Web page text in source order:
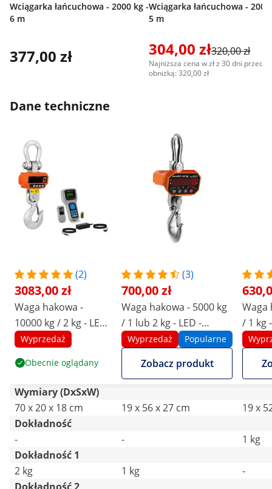
Wciągarka łańcuchowa - 2000 kg -
6 m
377,00 zł
Wciągarka łańcuchowa -
5 m
304,00 zł320,00 zł
Najniższa cena w zł z 30 dni przed
obniżką: 320,00 zł
Dane techniczne
(2)
3083,00 zł
Waga hakowa -
10000 kg / 2 kg - LED
- cyfrowa - pilot z
Wyprzedaż
Obecnie oglądany
(3)
700,00 zł
Waga hakowa - 5000 kg
/ 1 lub 2 kg - LED -
cyfrowa - pilot 10 m
Wyprzedaż Popularne
Zobacz produkt
Waga
/ 1 kg
pilot
Wymiary (DxSxW)
70 x 20 x 18 cm
19 x 56 x 27 cm
19 x
Dokładność
-
-
1 kg
Dokładność 1
2 kg
1 kg
-